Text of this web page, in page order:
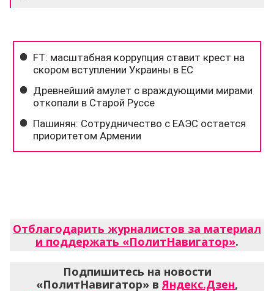
Отблагодарить журналистов за материал
и поддержать «ПолитНавигатор».
Подпишитесь на новости
«ПолитНавигатор» вЯндекс.Дзен,